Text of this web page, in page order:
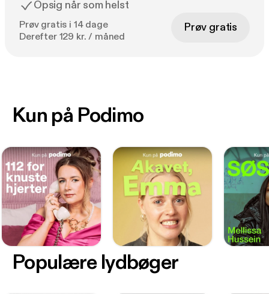
Opsig når som helst
Prøv gratis i 14 dage
Derefter 129 kr. / måned
Prøv gratis
Kun på Podimo
Populære lydbøger